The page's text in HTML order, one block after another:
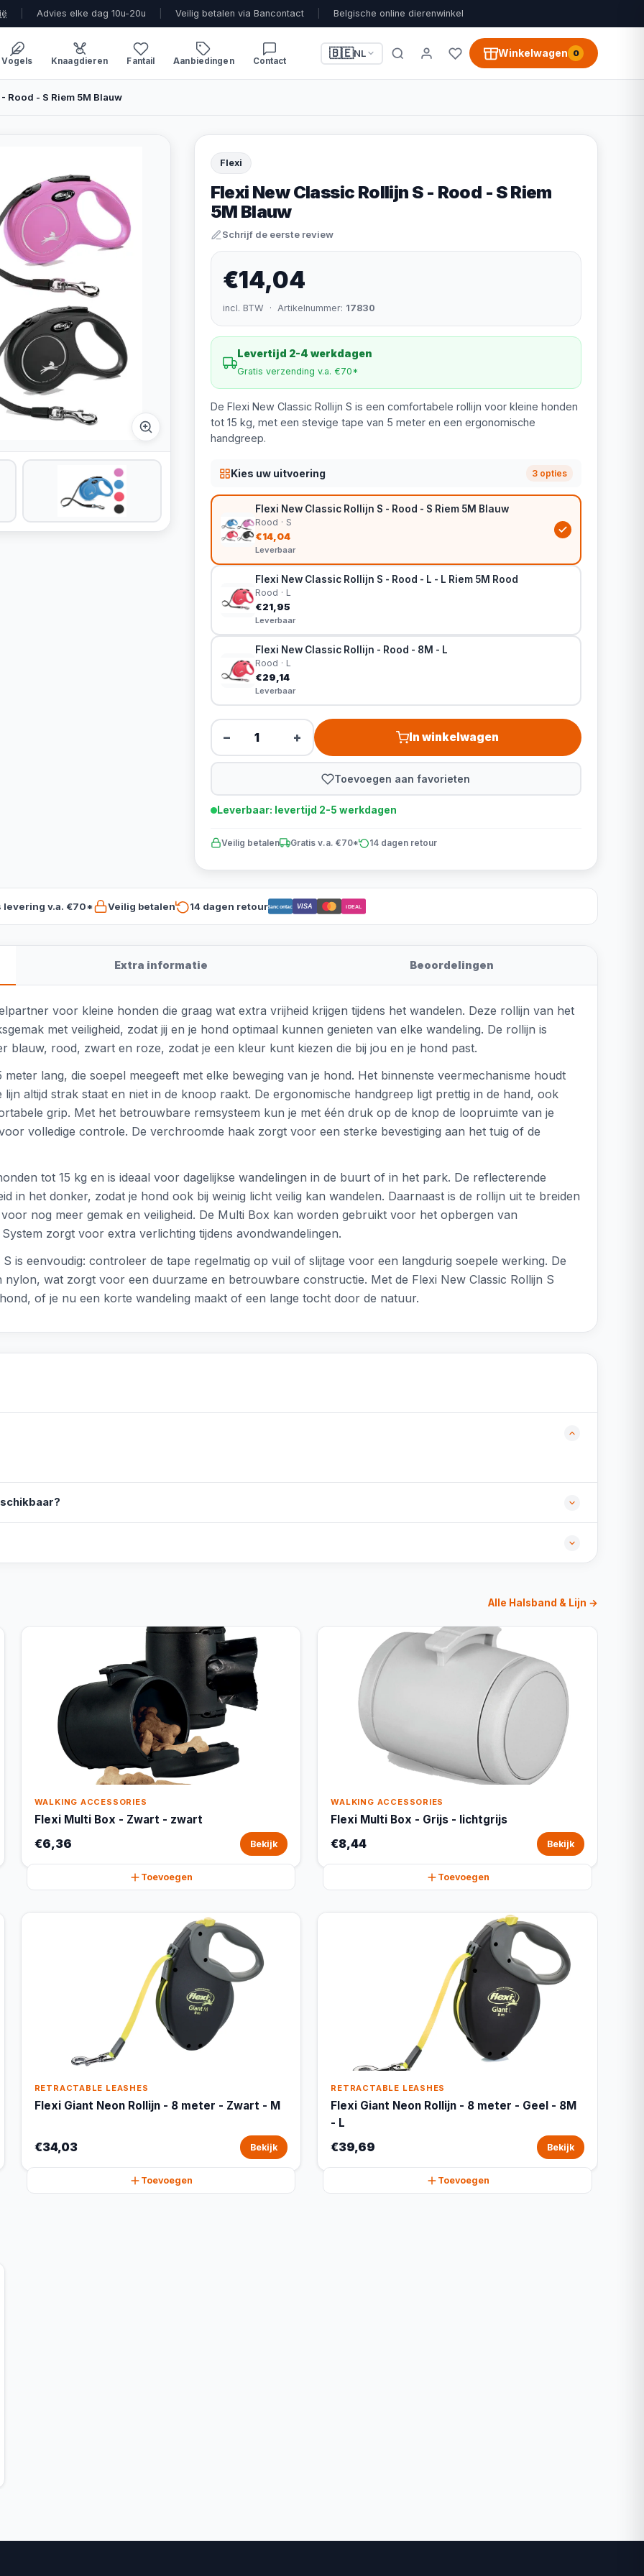
Advies elke dag 10u-20u Veilig betalen via Bancontact Belgische online dierenwinkel
Vogels Knaagdieren Fantail Aanbiedingen Contact
🇧🇪NL Winkelwagen 0
Rood - S Riem 5M Blauw
Flexi
Flexi New Classic Rollijn S - Rood - S Riem
5M Blauw
Schrijf de eerste review
€14,04
incl. BTW · Artikelnummer: 17830
Levertijd 2-4 werkdagen
Gratis verzending v.a. €70*
De Flexi New Classic Rollijn S is een comfortabele rollijn voor kleine honden
tot 15 kg, met een stevige tape van 5 meter en een ergonomische
handgreep.
Kies uw uitvoering 3 opties
Flexi New Classic Rollijn S - Rood - S Riem 5M Blauw
Rood · S
€14,04
Leverbaar
Flexi New Classic Rollijn S - Rood - L - L Riem 5M Rood
Rood · L
€21,95
Leverbaar
Flexi New Classic Rollijn - Rood - 8M - L
Rood · L
€29,14
Leverbaar
− + In winkelwagen
Toevoegen aan favorieten
Leverbaar: levertijd 2-5 werkdagen
Veilig betalen Gratis v.a. €70* 14 dagen retour
levering v.a. €70* Veilig betalen 14 dagen retourBancontact VISA iDEAL
Extra informatie Beoordelingen
voor kleine honden die graag wat extra vrijheid krijgen tijdens het wandelen. Deze rollijn van het
met veiligheid, zodat jij en je hond optimaal kunnen genieten van elke wandeling. De rollijn is
blauw, rood, zwart en roze, zodat je een kleur kunt kiezen die bij jou en je hond past.
lang, die soepel meegeeft met elke beweging van je hond. Het binnenste veermechanisme houdt
altijd strak staat en niet in de knoop raakt. De ergonomische handgreep ligt prettig in de hand, ook
grip. Met het betrouwbare remsysteem kun je met één druk op de knop de loopruimte van je
volledige controle. De verchroomde haak zorgt voor een sterke bevestiging aan het tuig of de
tot 15 kg en is ideaal voor dagelijkse wandelingen in de buurt of in het park. De reflecterende
in het donker, zodat je hond ook bij weinig licht veilig kan wandelen. Daarnaast is de rollijn uit te breiden
nog meer gemak en veiligheid. De Multi Box kan worden gebruikt voor het opbergen van
zorgt voor extra verlichting tijdens avondwandelingen.
is eenvoudig: controleer de tape regelmatig op vuil of slijtage voor een langdurig soepele werking. De
wat zorgt voor een duurzame en betrouwbare constructie. Met de Flexi New Classic Rollijn S
of je nu een korte wandeling maakt of een lange tocht door de natuur.
Alle Halsband & Lijn →
WALKING ACCESSORIES
Flexi Multi Box - Zwart - zwart
€6,36 Bekijk
Toevoegen
WALKING ACCESSORIES
Flexi Multi Box - Grijs - lichtgrijs
€8,44 Bekijk
Toevoegen
RETRACTABLE LEASHES
Flexi Giant Neon Rollijn - 8 meter - Zwart - M
€34,03 Bekijk
Toevoegen
RETRACTABLE LEASHES
Flexi Giant Neon Rollijn - 8 meter - Geel - 8M
- L
€39,69 Bekijk
Toevoegen